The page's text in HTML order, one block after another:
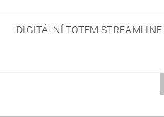
DIGITÁLNÍ TOTEM